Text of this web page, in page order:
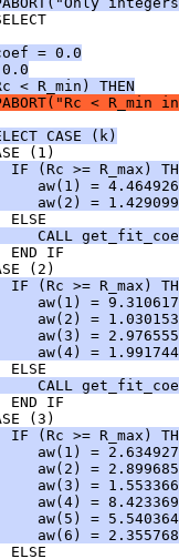
= 0.0
< R_min) THEN
< R_min
CASE (k)
(1)
IF (Rc >= R_max)
aw(1) =
aw(2) =
ELSE
CALL
END IF
(2)
IF (Rc >= R_max)
aw(1) =
aw(2) =
aw(3) =
aw(4) =
ELSE
CALL
END IF
(3)
IF (Rc >= R_max)
aw(1) =
aw(2) =
aw(3) =
aw(4) =
aw(5) =
aw(6) =
ELSE